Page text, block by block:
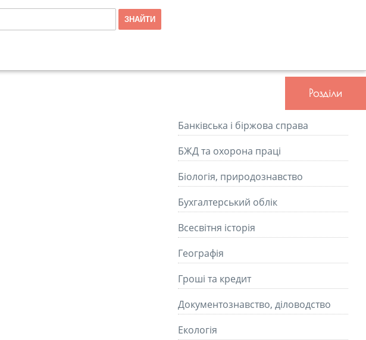
Розділи
Банківська і біржова справа
БЖД та охорона праці
Біологія, природознавство
Бухгалтерський облік
Всесвітня історія
Географія
Гроші та кредит
Документознавство, діловодство
Екологія